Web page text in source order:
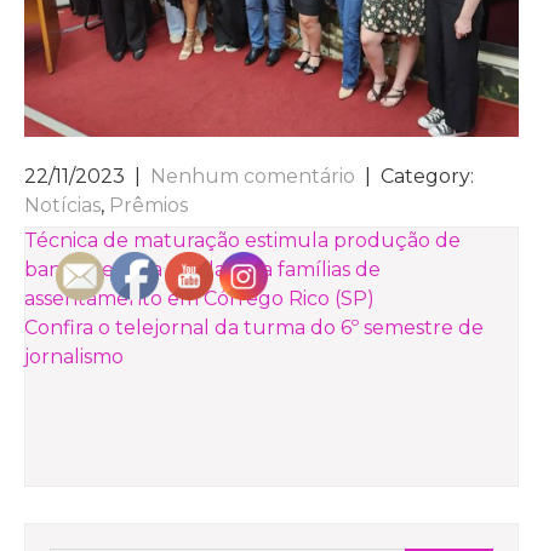
22/11/2023 Nenhum comentário
| Category:
Notícias, Prêmios
NAVEGAÇÃO
DE
POST
Técnica de maturação estimula produção de
banana e gera renda para famílias de
assentamento em Córrego Rico (SP)
Confira o telejornal da turma do 6º semestre de
jornalismo